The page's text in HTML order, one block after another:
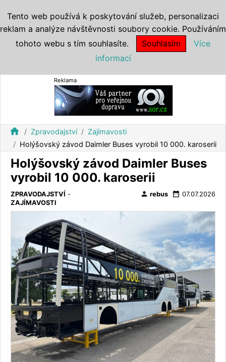
Reklama
home Zpravodajství
Zajímavosti
Holýšovský závod Daimler Buses vyrobil 10 000. karoserii
Holýšovský závod Daimler Buses
vyrobil 10 000. karoserii
ZPRAVODAJSTVÍ -
ZAJÍMAVOSTI
person rebus date_range 07.07.2026
Tento web používá k poskytování služeb, personalizaci
reklam a analýze návštěvnosti soubory cookie. Používáním
tohoto webu s tím souhlasíte.
Souhlasím
Více
informací